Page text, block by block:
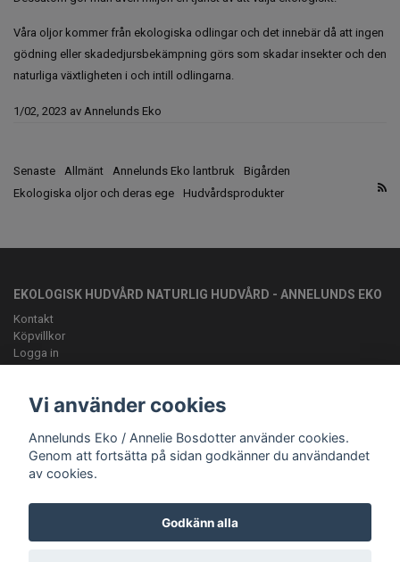
Våra oljor kommer från ekologiska odlingar och det innebär då att ingen
gödning eller skadedjursbekämpning görs som skadar insekter och den
naturliga växtligheten i och intill odlingarna.
1/02, 2023 av Annelunds Eko
Senaste Allmänt Annelunds Eko lantbruk
Bigården
Ekologiska oljor och deras ege
Hudvårdsprodukter
EKOLOGISK HUDVÅRD NATURLIG HUDVÅRD - ANNELUNDS EKO
Kontakt
Köpvillkor
Logga in
Vi vill ge kunden en lyxig bivaxsalva med rätt sammansättning av
ANMÄL DIG TILL VÅRT NYHETSBREV
Vi använder cookies
Annelunds Eko / Annelie Bosdotter använder cookies.
Genom att fortsätta på sidan godkänner du användandet
av cookies.
Godkänn alla